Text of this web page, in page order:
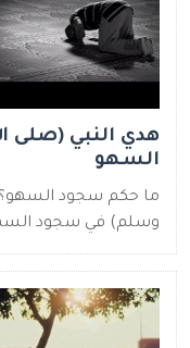
هدي النبي (صلى
السهو
ما حكم سجود السهو؟
وسلم) في سجود